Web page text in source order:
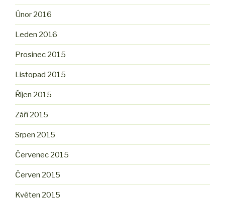
Únor 2016
Leden 2016
Prosinec 2015
Listopad 2015
Říjen 2015
Září 2015
Srpen 2015
Červenec 2015
Červen 2015
Květen 2015